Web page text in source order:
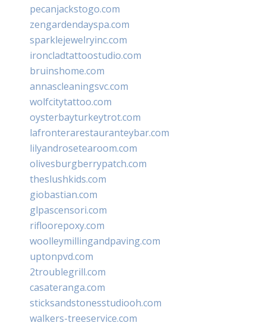
pecanjackstogo.com
zengardendayspa.com
sparklejewelryinc.com
ironcladtattoostudio.com
bruinshome.com
annascleaningsvc.com
wolfcitytattoo.com
oysterbayturkeytrot.com
lafronterarestauranteybar.com
lilyandrosetearoom.com
olivesburgberrypatch.com
theslushkids.com
giobastian.com
glpascensori.com
rifloorepoxy.com
woolleymillingandpaving.com
uptonpvd.com
2troublegrill.com
casateranga.com
sticksandstonesstudiooh.com
walkers-treeservice.com